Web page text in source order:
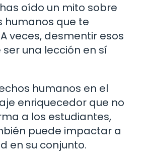
oído un mito sobre
humanos que te
veces, desmentir esos
una lección en sí
humanos en el
enriquecedor que no
a los estudiantes,
puede impactar a
en su conjunto.